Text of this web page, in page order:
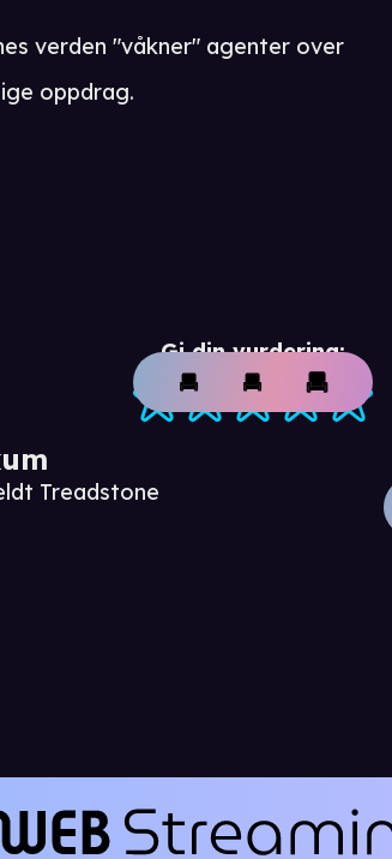
Gi din vurdering:
Treadstone
verden "våkner" agenter over
oppdrag.